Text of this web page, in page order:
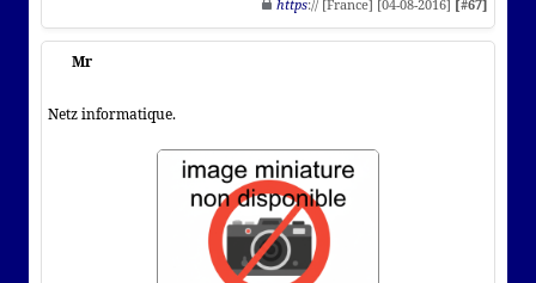
https:// [France] [04-08-2016] [#67]
Mr
Netz informatique.